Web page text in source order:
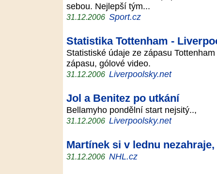
sebou. Nejlepší tým...
31.12.2006 Sport.cz
Statistika Tottenham -
Statistiské údaje ze zápasu
zápasu, gólové video.
31.12.2006 Liverpoolsky.net
Jol a Benitez po utkání
Bellamyho pondělní start nejsitý..,
31.12.2006 Liverpoolsky.net
Martínek si v lednu
31.12.2006 NHL.cz